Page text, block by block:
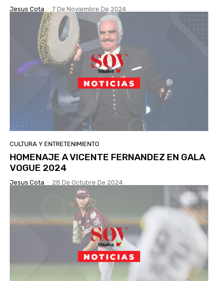
Jesus Cota - 7 De Noviembre De 2024
CULTURA Y ENTRETENIMIENTO
HOMENAJE A VICENTE FERNANDEZ EN GALA
VOGUE 2024
Jesus Cota - 28 De Octubre De 2024